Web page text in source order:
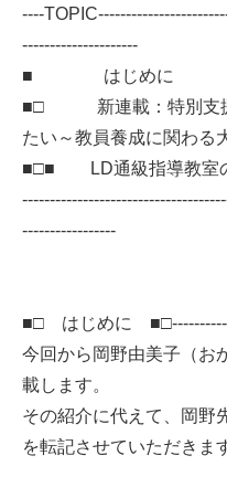
----
---------------------
■ はじめに
■□ 新連載：特別支援
たい～教員養成に関わる
■□■ LD通級指導教室の
-----------------
■□ はじめに
今回から岡野由美子（お
載します。
その紹介に代えて、岡野
を転記させていただきま